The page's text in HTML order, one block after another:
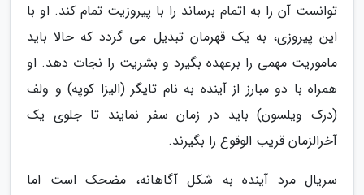
توانست آن را به اتمام برساند را با پیروزیت تمام کند. او با
این پیروزی، به یک قهرمان تبدیل می گردد که حالا باید
ماموریت مهمی را برعهده بگیرد و بشریت را نجات دهد. او
همراه با دو مبارز از آینده به نام تایگر (الیزا کوپه) و ولف
(درک ویلسون) باید در زمان سفر نمایند تا جلوی یک
آخرالزمان قریب الوقوع را بگیرند.
سریال مرد آینده به شکل آگاهانه، مضحک است اما